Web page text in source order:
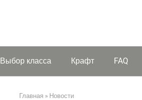
Выбор класса Крафт FAQ
Главная » Новости